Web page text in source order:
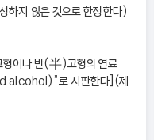
지 않은 것으로 한정한다)
이나 반(半)고형의 연료
alcohol)”로 시판한다](제